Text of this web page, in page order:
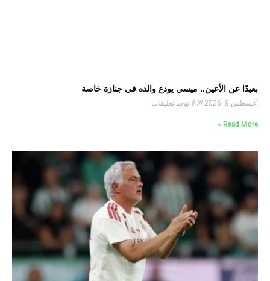
بعيدًا عن الأعين.. ميسي يودع والده في جنازة خاصة
أغسطس 9, 2026 لا توجد تعليقات
Read More »